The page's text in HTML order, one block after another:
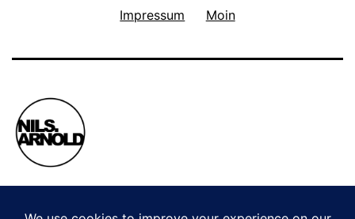
Impressum Moin